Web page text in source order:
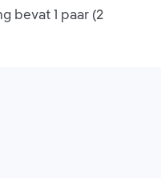
bevat 1 paar (2